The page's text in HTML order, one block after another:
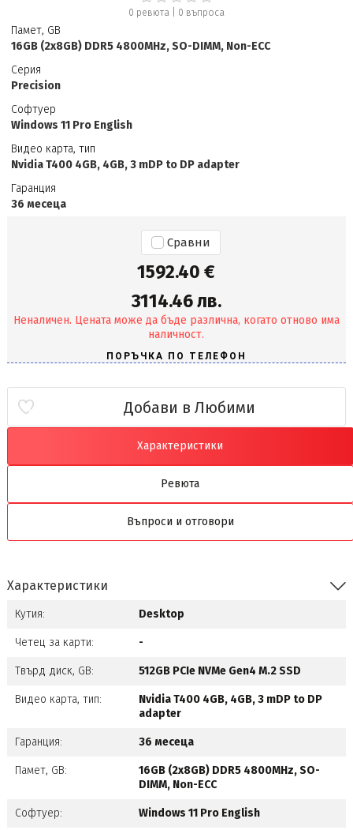
0 ревюта| 0 въпроса
Памет, GB
16GB (2x8GB) DDR5 4800MHz, SO-DIMM, Non-ECC
Серия
Precision
Софтуер
Windows 11 Pro English
Видео карта, тип
Nvidia T400 4GB, 4GB, 3 mDP to DP adapter
Гаранция
36 месеца
Сравни
1592.40 €
3114.46 лв.
Неналичен. Цената може да бъде различна, когато отново има
наличност.
Добави в Любими
Характеристики
Ревюта
Въпроси и отговори
Характеристики
Кутия: Desktop
Четец за карти: -
Твърд диск, GB: 512GB PCIe NVMe Gen4 M.2 SSD
Видео карта, тип:
Nvidia T400 4GB, 4GB, 3 mDP to DP
adapter
Гаранция: 36 месеца
Памет, GB:
16GB (2x8GB) DDR5 4800MHz, SO-
DIMM, Non-ECC
Софтуер: Windows 11 Pro English